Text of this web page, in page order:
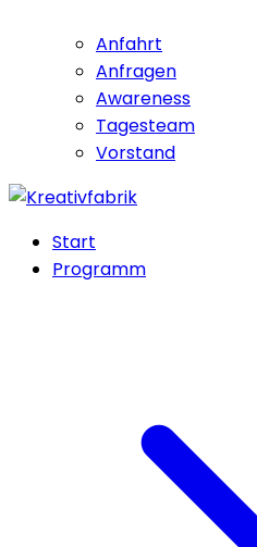
Anfahrt
Anfragen
Awareness
Tagesteam
Vorstand
Start
Programm